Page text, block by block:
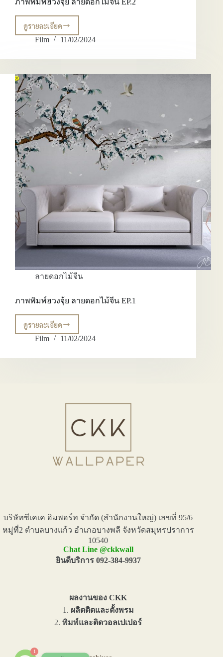
ภาพพิมพ์ฮวงจุ้ย ลายดอกไม้จีน EP.2
ดูรายละเอียด
ภาพ
พิมพ์
วง
ลาย
ดอกไม้
EP.2
Film 11/02/2024
ลายดอกไม้จีน
ภาพพิมพ์ฮวงจุ้ย ลายดอกไม้จีน EP.1
ดูรายละเอียด
ภาพ
พิมพ์
วง
Film 11/02/2024
บริษัทซีเคเค อิมพอร์ท จำกัด (สำนักงานใหญ่) เลขที่ 95/6
หมู่ที่2 ตำบลบางแก้ว อำเภอบางพลี จังหวัดสมุทรปราการ
10540
Chat Line @ckkwall
ยินดีบริการ 092-384-9937
ผลงานของ CKK
1. ผลิตติดและตั้งพรม
2.พิมพ์และติดวอลเปเปอร์
1